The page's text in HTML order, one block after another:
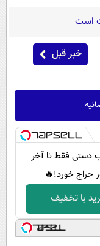
است
خبر قبل
دستی فقط تا آخر
حراج خورد!🔥
با تخفیف